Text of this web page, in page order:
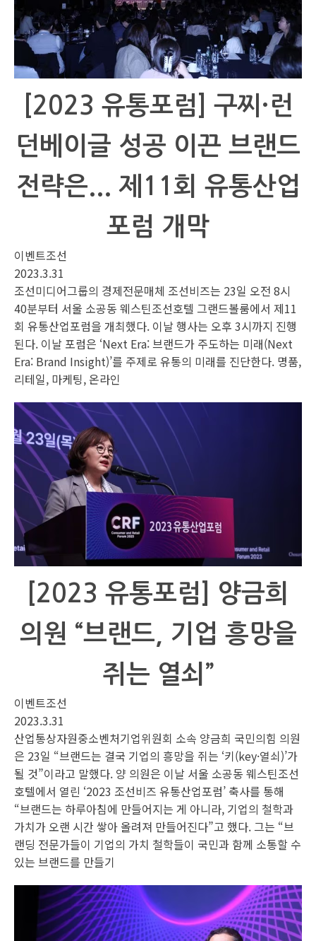
[2023 유통포럼] 구찌·런
던베이글 성공 이끈 브랜드
전략은... 제11회 유통산업
포럼 개막
이벤트조선
2023.3.31
조선미디어그룹의 경제전문매체 조선비즈는 23일 오전 8시
40분부터 서울 소공동 웨스틴조선호텔 그랜드볼룸에서 제11
회 유통산업포럼을 개최했다. 이날 행사는 오후 3시까지 진행
된다. 이날 포럼은 ‘Next Era: 브랜드가 주도하는 미래(Next
Era: Brand Insight)’를 주제로 유통의 미래를 진단한다. 명품,
리테일, 마케팅, 온라인
[2023 유통포럼] 양금희
의원 “브랜드, 기업 흥망을
쥐는 열쇠”
이벤트조선
2023.3.31
산업통상자원중소벤처기업위원회 소속 양금희 국민의힘 의원
은 23일 “브랜드는 결국 기업의 흥망을 쥐는 ‘키(key·열쇠)’가
될 것”이라고 말했다. 양 의원은 이날 서울 소공동 웨스틴조선
호텔에서 열린 ‘2023 조선비즈 유통산업포럼’ 축사를 통해
“브랜드는 하루아침에 만들어지는 게 아니라, 기업의 철학과
가치가 오랜 시간 쌓아 올려져 만들어진다”고 했다. 그는 “브
랜딩 전문가들이 기업의 가치 철학들이 국민과 함께 소통할 수
있는 브랜드를 만들기